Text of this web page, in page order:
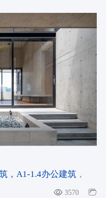
，A1-1.4办公建筑，
3570